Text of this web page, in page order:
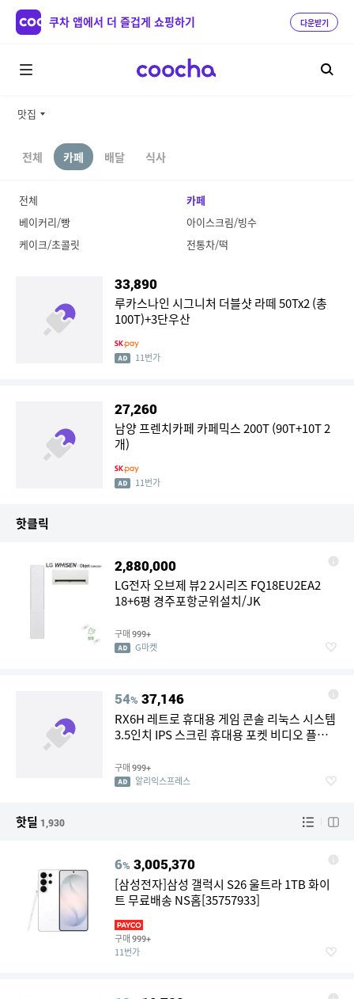
쿠차 앱에서 더 즐겁게 쇼핑하기 다운받기
맛집
전체 카페 배달 식사
전체
카페
베이커리/빵
아이스크림/빙수
케이크/초콜릿
전통차/떡
33,890
루카스나인 시그니처 더블샷 라떼 50Tx2 (총
100T)+3단우산
11번가
27,260
남양 프렌치카페 카페믹스 200T (90T+10T 2
개)
11번가
핫클릭
2,880,000
LG전자 오브제 뷰2 2시리즈 FQ18EU2EA2
18+6평 경주포항군위설치/JK
구매 999+
G마켓
54% 37,146
RX6H 레트로 휴대용 게임 콘솔 리눅스 시스템
3.5인치 IPS 스크린 휴대용 포켓 비디오 플레
구매 999+
알리익스프레스
핫딜 1,930
6% 3,005,370
[삼성전자]삼성 갤럭시 S26 울트라 1TB 화이
트 무료배송 NS홈[35757933]
구매 999+
11번가